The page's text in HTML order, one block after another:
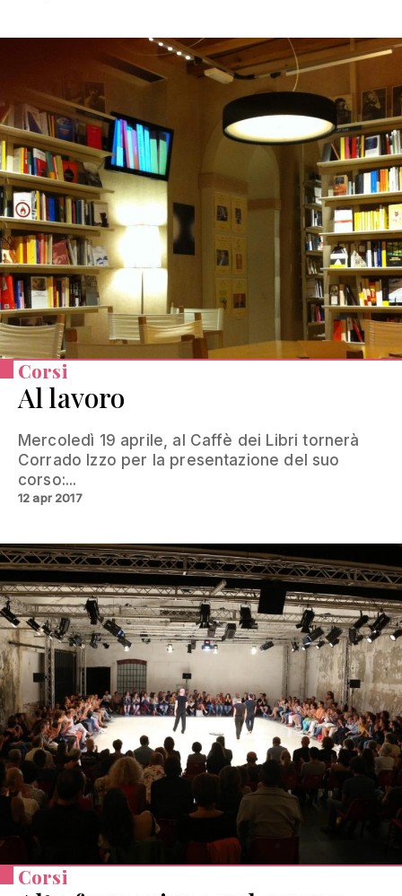
Corsi
Al lavoro
Mercoledì 19 aprile, al Caffè dei Libri tornerà
Corrado Izzo per la presentazione del suo
corso:...
12 apr 2017
Corsi